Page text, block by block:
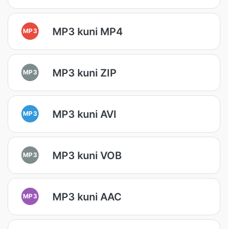
MP3 MP3 kuni MP4
MP3 MP3 kuni ZIP
MP3 MP3 kuni AVI
MP3 MP3 kuni VOB
MP3 MP3 kuni AAC